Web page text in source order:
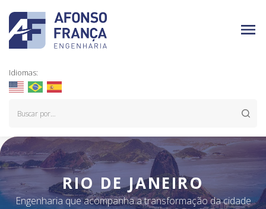
Idiomas:
RIO DE JANEIRO
Engenharia que acompanha a transformação da cidade